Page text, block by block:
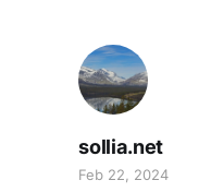
sollia.net
Feb 22, 2024